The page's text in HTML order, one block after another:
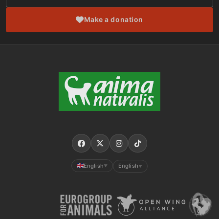
Make a donation
English ▼ English ▼